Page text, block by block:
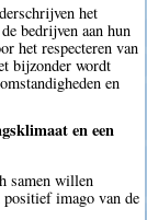
het
bedrijven aan hun
het respecteren van
bijzonder wordt
en
en een
samen willen
positief imago van de